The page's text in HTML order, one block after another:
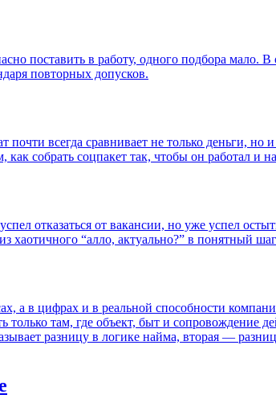
поставить в работу, одного подбора мало. В
повторных допусков.
всегда сравнивает не только деньги, но
как собрать соцпакет так, чтобы он работал и
отказаться от вакансии, но уже успел
хаотичного “алло, актуально?” в понятный
а в цифрах и в реальной способности
там, где объект, быт и сопровождение
разницу в логике найма, вторая —